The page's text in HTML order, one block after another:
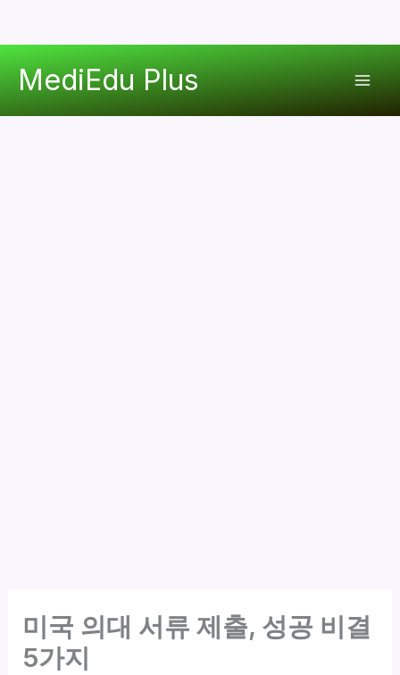
MediEdu Plus
미국 의대 서류 제출, 성공 비결
5가지